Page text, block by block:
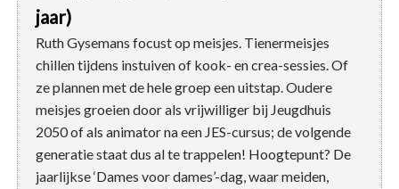
jaar)
Ruth Gysemans focust op meisjes. Tienermeisjes
chillen tijdens instuiven of kook- en crea-sessies. Of
ze plannen met de hele groep een uitstap. Oudere
meisjes groeien door als vrijwilliger bij Jeugdhuis
2050 of als animator na een JES-cursus; de volgende
generatie staat dus al te trappelen! Hoogtepunt? De
jaarlijkse ‘Dames voor dames’-dag, waar meiden,